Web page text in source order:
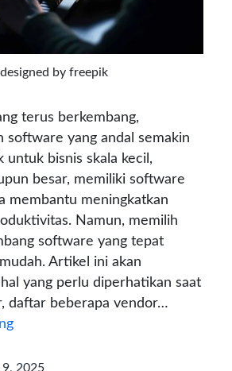
designed by freepik
terus berkembang,
software yang andal semakin
untuk bisnis skala kecil,
besar, memiliki software
membantu meningkatkan
Namun, memilih
software yang tepat
Artikel ini akan
yang perlu diperhatikan saat
daftar beberapa vendor…
Vendor
Software
2025